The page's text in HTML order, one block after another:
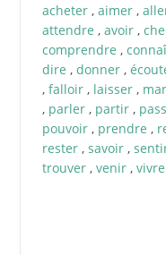
acheter, aimer,
attendre , avoir,
comprendre ,
dire , donner,
, falloir, laisser,
, parler, partir,
pouvoir, prendre ,
rester, savoir,
trouver, venir, vivre